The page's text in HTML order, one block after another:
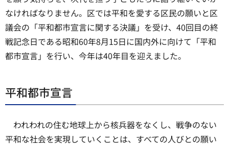
なければなりません。区では平和を愛する区民の願いと区
議会の「平和都市宣言に関する決議」を受け、40回目の終
戦記念日である昭和60年8月15日に国内外に向けて「平和
都市宣言」を行い、今年は40年目を迎えました。
平和都市宣言
われわれの住む地球上から核兵器をなくし、戦争のない
平和な社会を実現していくことは、すべての人びとの願い